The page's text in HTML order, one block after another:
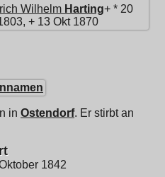
Wilhelm Harting+ * 20
+ 13 Okt 1870
in Ostendorf. Er stirbt an
1842